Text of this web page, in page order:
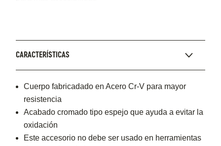
CARACTERÍSTICAS
Cuerpo fabricadado en Acero Cr-V para mayor
resistencia
Acabado cromado tipo espejo que ayuda a evitar la
oxidación
Este accesorio no debe ser usado en herramientas